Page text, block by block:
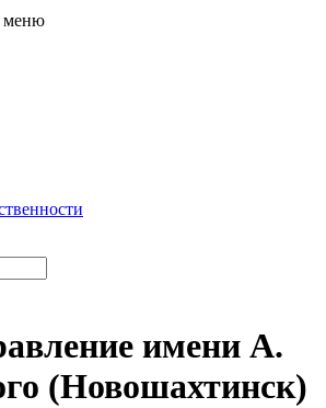
меню
имени А.
(Новошахтинск)